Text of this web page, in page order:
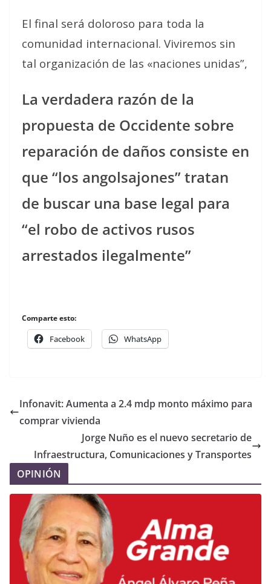
El final será doloroso para toda la
comunidad internacional. Viviremos sin
tal organización de las «naciones unidas”,
La verdadera razón de la
propuesta de Occidente sobre
reparación de daños consiste en
que “los angolsajones” tratan
de buscar una base legal para
“el robo de activos rusos
arrestados ilegalmente”
Comparte esto:
Facebook WhatsApp
Infonavit: Aumenta a 2.4 mdp monto máximo para
comprar vivienda
Jorge Nuño es el nuevo secretario de
Infraestructura, Comunicaciones y Transportes
OPINIÓN